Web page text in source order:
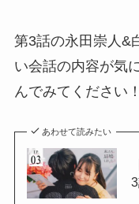
第3話の永田崇人&
い会話の内容が気
んでみてください！
あわせて読みたい